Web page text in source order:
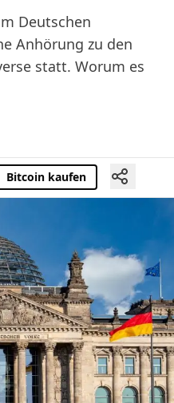
Deutschen
Anhörung zu den
statt. Worum es
Bitcoin kaufen